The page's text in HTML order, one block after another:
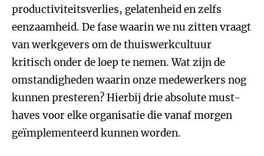
productiviteitsverlies, gelatenheid en zelfs
eenzaamheid. De fase waarin we nu zitten vraagt
van werkgevers om de thuiswerkcultuur
kritisch onder de loep te nemen. Wat zijn de
omstandigheden waarin onze medewerkers nog
kunnen presteren? Hierbij drie absolute must-
haves voor elke organisatie die vanaf morgen
geïmplementeerd kunnen worden.